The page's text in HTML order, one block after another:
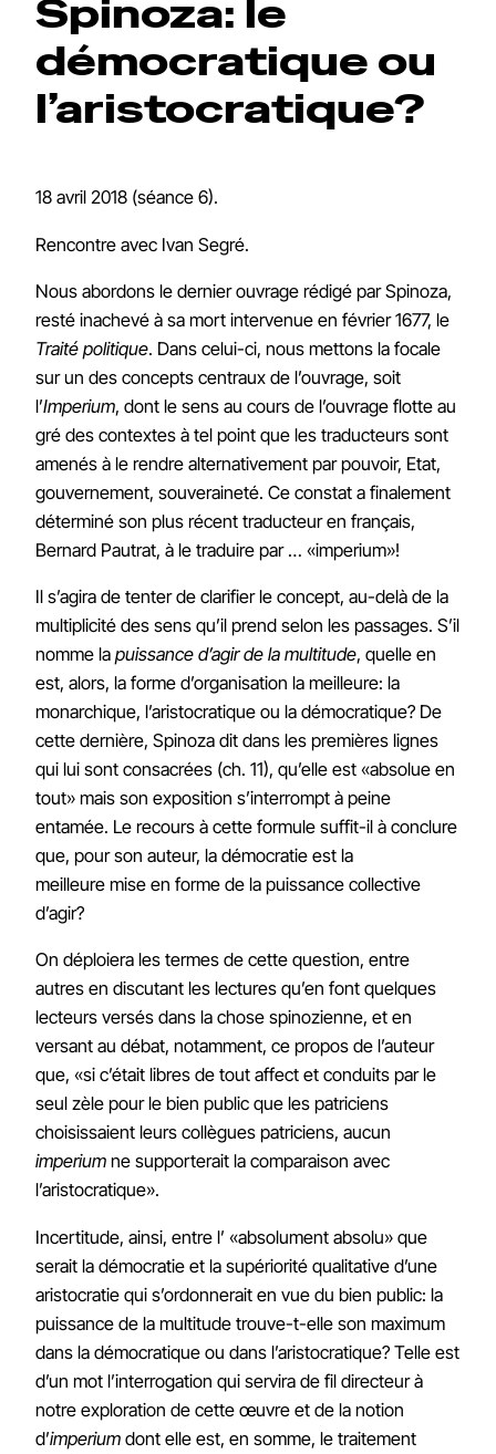
Spinoza: le
démocratique ou
l’aristocratique?
18 avril 2018 (séance 6).
Rencontre avec Ivan Segré.
Nous abordons le dernier ouvrage rédigé par Spinoza,
resté inachevé à sa mort intervenue en février 1677, le
Traité politique. Dans celui-ci, nous mettons la focale
sur un des concepts centraux de l’ouvrage, soit
l’Imperium, dont le sens au cours de l’ouvrage flotte au
gré des contextes à tel point que les traducteurs sont
amenés à le rendre alternativement par pouvoir, Etat,
gouvernement, souveraineté. Ce constat a finalement
déterminé son plus récent traducteur en français,
Bernard Pautrat, à le traduire par … «imperium»!
Il s’agira de tenter de clarifier le concept, au-delà de la
multiplicité des sens qu’il prend selon les passages. S’il
nomme la puissance d’agir de la multitude, quelle en
est, alors, la forme d’organisation la meilleure: la
monarchique, l’aristocratique ou la démocratique? De
cette dernière, Spinoza dit dans les premières lignes
qui lui sont consacrées (ch. 11), qu’elle est «absolue en
tout» mais son exposition s’interrompt à peine
entamée. Le recours à cette formule suffit-il à conclure
que, pour son auteur, la démocratie est la
meilleure mise en forme de la puissance collective
d’agir?
On déploiera les termes de cette question, entre
autres en discutant les lectures qu’en font quelques
lecteurs versés dans la chose spinozienne, et en
versant au débat, notamment, ce propos de l’auteur
que, «si c’était libres de tout affect et conduits par le
seul zèle pour le bien public que les patriciens
choisissaient leurs collègues patriciens, aucun
imperium ne supporterait la comparaison avec
l’aristocratique».
Incertitude, ainsi, entre l’ «absolument absolu» que
serait la démocratie et la supériorité qualitative d’une
aristocratie qui s’ordonnerait en vue du bien public: la
puissance de la multitude trouve-t-elle son maximum
dans la démocratique ou dans l’aristocratique? Telle est
d’un mot l’interrogation qui servira de fil directeur à
notre exploration de cette œuvre et de la notion
d’imperium dont elle est, en somme, le traitement